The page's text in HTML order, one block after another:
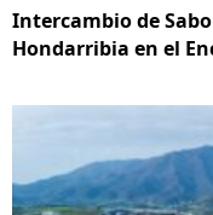
Intercambio de
Hondarribia en el